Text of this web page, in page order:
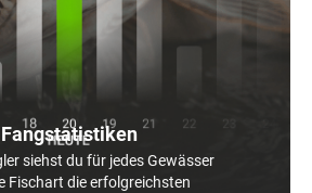
Fangstatistiken
siehst du für jedes Gewässer
Fischart die erfolgreichsten